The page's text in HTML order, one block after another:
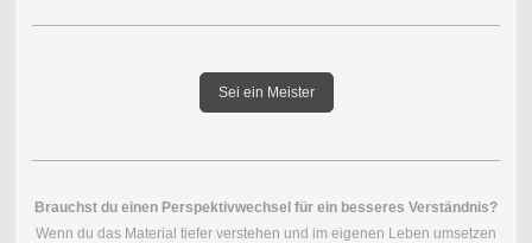
Sei ein Meister
Brauchst du einen Perspektivwechsel für ein besseres Verständnis?
Wenn du das Material tiefer verstehen und im eigenen Leben umsetzen